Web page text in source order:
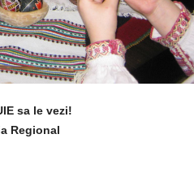
sa le vezi!
Regional